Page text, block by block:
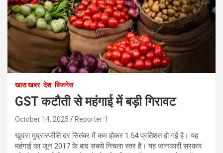
खास खबर देश बिजनेस
GST कटौती से महंगाई में बड़ी गिरावट
October 14, 2025 Reporter 1
खुदरा मुद्रास्फीति दर सितंबर में कम होकर 1.54 प्रतिशत हो गई है। यह
महंगाई का जून 2017 के बाद सबसे निचला स्तर है। यह जानकारी सरकार